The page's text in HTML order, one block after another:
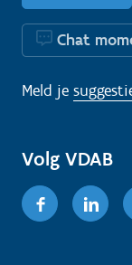
Chat
Meld je
Volg VDAB